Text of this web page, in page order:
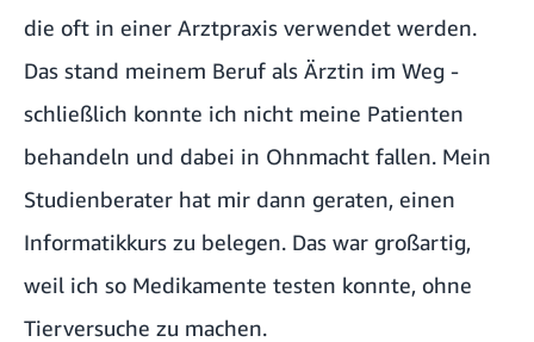
die oft in einer Arztpraxis verwendet werden.
Das stand meinem Beruf als Ärztin im Weg -
schließlich konnte ich nicht meine Patienten
behandeln und dabei in Ohnmacht fallen. Mein
Studienberater hat mir dann geraten, einen
Informatikkurs zu belegen. Das war großartig,
weil ich so Medikamente testen konnte, ohne
Tierversuche zu machen.